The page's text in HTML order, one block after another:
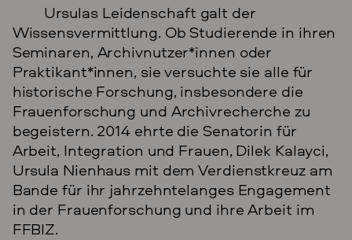
Ursulas Leidenschaft galt der
Wissensvermittlung. Ob Studierende in ihren
Seminaren, Archivnutzer*innen oder
Praktikant*innen, sie versuchte sie alle für
historische Forschung, insbesondere die
Frauenforschung und Archivrecherche zu
begeistern. 2014 ehrte die Senatorin für
Arbeit, Integration und Frauen, Dilek Kalayci,
Ursula Nienhaus mit dem Verdienstkreuz am
Bande für ihr jahrzehntelanges Engagement
in der Frauenforschung und ihre Arbeit im
FFBIZ.